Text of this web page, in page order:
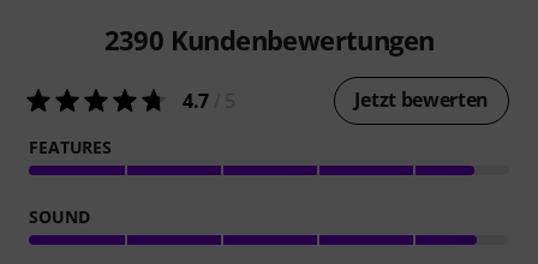
2390 Kundenbewertungen
4.7 Jetzt bewerten
FEATURES
SOUND